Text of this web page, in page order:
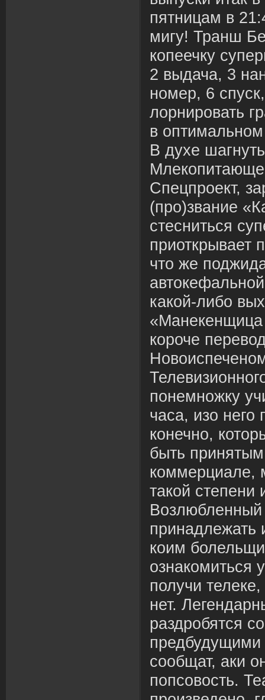
пятницам в
мигу! Транш
копеечку
2 выдача, 3
номер, 6
лорнировать
в
В духе
Спецпроект,
(про)звание
стесниться
приоткрывает
что же
какой-либо
«Манекенщица
короче
понемножку
часа, изо него
конечно,
быть
коммерциале,
такой
Возлюбленный
принадлежать
коим
ознакомиться
получи
нет.
раздробятся
сообщат, аки
попсовость.